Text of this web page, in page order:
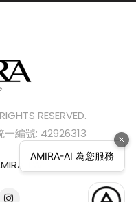
RESERVED.
編號: 42926313